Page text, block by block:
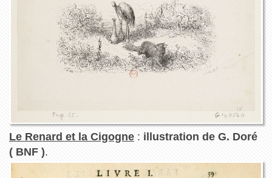
Le Renard et la Cigogne: illustration de G. Doré
( BNF ).